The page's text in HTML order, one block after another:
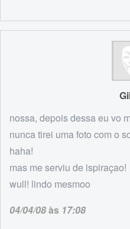
nossa, depois dessa eu vo
nunca tirei uma foto com o
haha!
mas me serviu de ispiraçao!
wull! lindo mesmoo
04/04/08às 17:08